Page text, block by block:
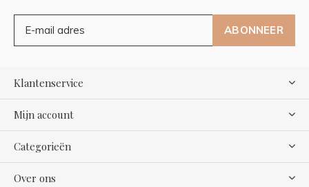
ABONNEER
Klantenservice
Mijn account
Categorieën
Over ons